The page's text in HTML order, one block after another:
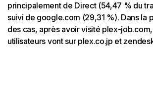
principalement de Direct (54,47 % du
suivi de google.com (29,31 %). Dans la
des cas, après avoir visité plex-
utilisateurs vont sur plex.co.jp et